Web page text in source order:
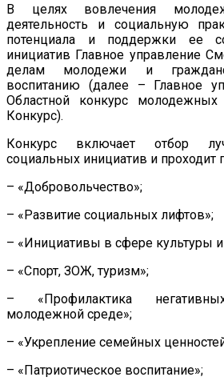
В целях вовлечения
деятельность и социальную
потенциала и поддержки ее
инициатив Главное управление
делам молодежи и
воспитанию (далее – Главное
Областной конкурс
Конкурс).
Конкурс включает отбор
социальных инициатив и проходит
– «Добровольчество»;
– «Развитие социальных лифтов»;
– «Инициативы в сфере культуры и
– «Спорт, ЗОЖ, туризм»;
– «Профилактика
молодежной среде»;
– «Укрепление семейных
– «Патриотическое воспитание»;